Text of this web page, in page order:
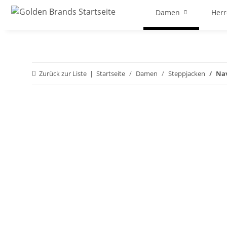
Damen
Zurück zur Liste Startseite Damen Steppjacken